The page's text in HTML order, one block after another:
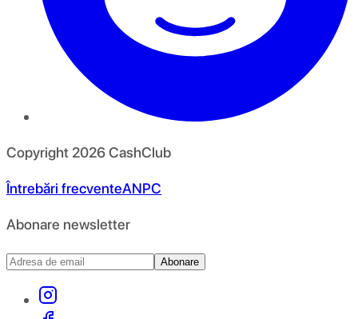
Copyright 2026CashClub
Întrebări frecventeANPC
Abonare newsletter
Abonare